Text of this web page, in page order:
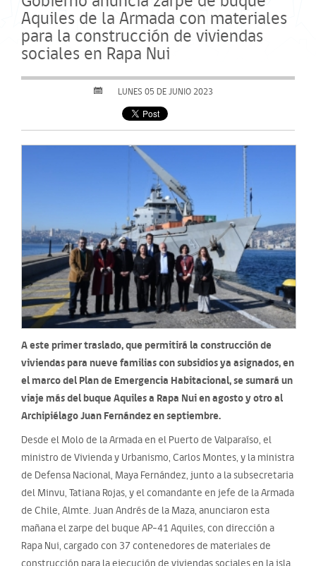
Aquiles de la Armada con materiales
para la construcción de viviendas
sociales en Rapa Nui
LUNES 05 DE JUNIO 2023
A este primer traslado, que permitirá la construcción de
viviendas para nueve familias con subsidios ya asignados, en
el marco del Plan de Emergencia Habitacional, se sumará un
viaje más del buque Aquiles a Rapa Nui en agosto y otro al
Archipiélago Juan Fernández en septiembre.
Desde el Molo de la Armada en el Puerto de Valparaíso, el
ministro de Vivienda y Urbanismo, Carlos Montes, y la ministra
de Defensa Nacional, Maya Fernández, junto a la subsecretaria
del Minvu, Tatiana Rojas, y el comandante en jefe de la Armada
de Chile, Almte. Juan Andrés de la Maza, anunciaron esta
mañana el zarpe del buque AP-41 Aquiles, con dirección a
Rapa Nui, cargado con 37 contenedores de materiales de
construcción para la ejecución de viviendas sociales en la isla,